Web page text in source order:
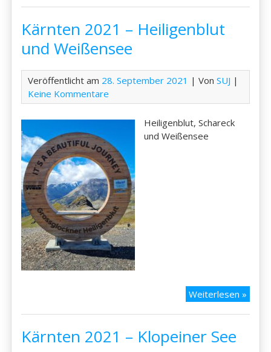
Kärnten 2021 – Heiligenblut
und Weißensee
Veröffentlicht am 28. September 2021 | VonSUJ |
Keine Kommentare
Heiligenblut, Schareck
und Weißensee
Weiterlesen »
Kärnten 2021 – Klopeiner See